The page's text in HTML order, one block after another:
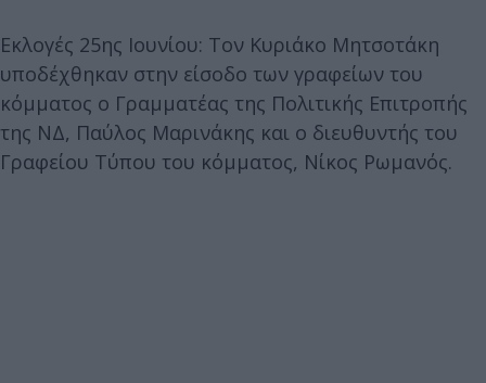
Εκλογές 25ης Ιουνίου: Τον Κυριάκο Μητσοτάκη
υποδέχθηκαν στην είσοδο των γραφείων του
κόμματος ο Γραμματέας της Πολιτικής Επιτροπής
της ΝΔ, Παύλος Μαρινάκης και ο διευθυντής του
Γραφείου Τύπου του κόμματος, Νίκος Ρωμανός.